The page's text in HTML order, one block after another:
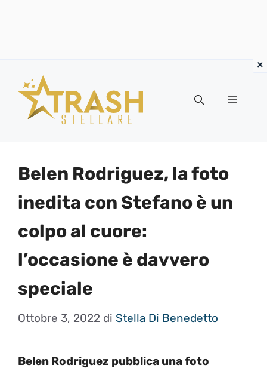
contenuto
Menu
Belen Rodriguez, la foto
inedita con Stefano è un
colpo al cuore:
l’occasione è davvero
speciale
Ottobre 3, 2022 di Stella Di Benedetto
Belen Rodriguez pubblica una foto